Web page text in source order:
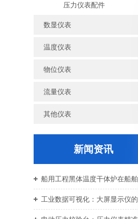
压力仪表配件
数显仪表
温度仪表
物位仪表
流量仪表
其他仪表
新闻资讯